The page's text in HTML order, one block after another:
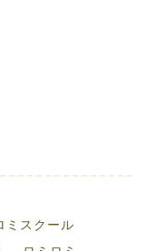
ミスクール